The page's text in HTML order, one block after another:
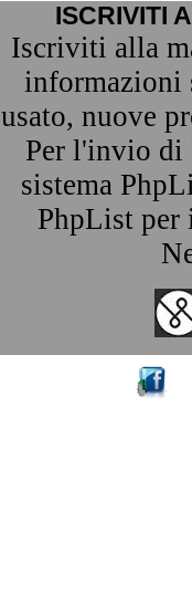
ISCRIVITI
Iscriviti alla
informazioni
usato, nuove
Per l'invio di
sistema
PhpList per